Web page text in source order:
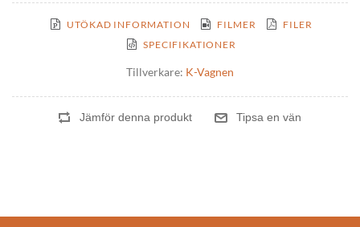
UTÖKAD INFORMATION FILMER
FILER
SPECIFIKATIONER
Tillverkare: K-Vagnen